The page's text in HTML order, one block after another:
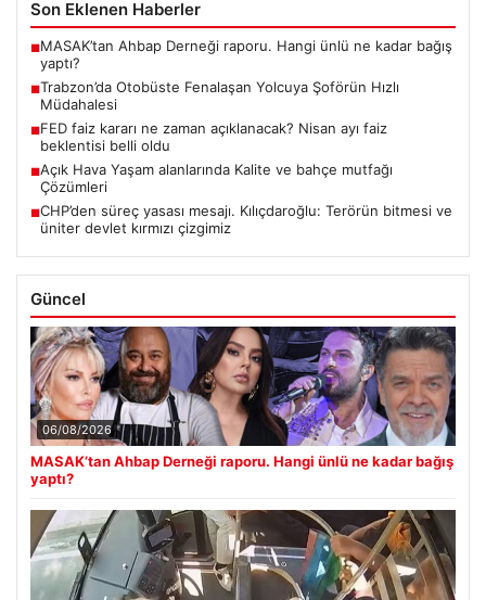
Son Eklenen Haberler
■MASAK’tan Ahbap Derneği raporu. Hangi ünlü ne kadar bağış
yaptı?
■Trabzon’da Otobüste Fenalaşan Yolcuya Şoförün Hızlı
Müdahalesi
■FED faiz kararı ne zaman açıklanacak? Nisan ayı faiz
beklentisi belli oldu
■Açık Hava Yaşam alanlarında Kalite ve bahçe mutfağı
Çözümleri
■CHP’den süreç yasası mesajı. Kılıçdaroğlu: Terörün bitmesi ve
üniter devlet kırmızı çizgimiz
Güncel
06/08/2026
MASAK’tan Ahbap Derneği raporu. Hangi ünlü ne kadar bağış
yaptı?